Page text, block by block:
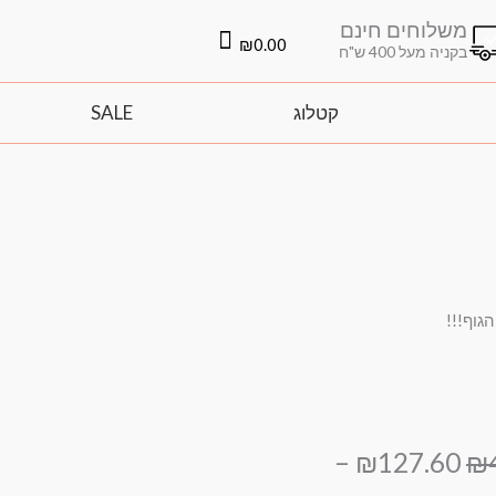
משלוחים חינם
בקניה מעל 400 ש"ח ₪0.00
עגלת
קטלוג SALE
₪טווח
המחיר ₪127.60
–